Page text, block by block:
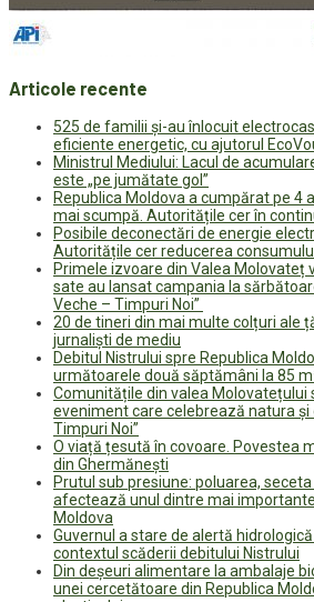
Articole recente
525 de familii și-au înlocuit
eficiente energetic, cu ajutorul
Ministrul Mediului: Lacul de
este „pe jumătate gol”
Republica Moldova a cumpărat pe 4
mai scumpă. Autoritățile cer în
Posibile deconectări de energie
Autoritățile cer reducerea
Primele izvoare din Valea Molovateț
sate au lansat campania la
Veche – Timpuri Noi”
20 de tineri din mai multe colțuri ale
jurnaliști de mediu
Debitul Nistrului spre Republica
următoarele două săptămâni la 85
Comunitățile din valea Molovatețului
eveniment care celebrează natura și
Timpuri Noi”
O viață țesută în covoare. Povestea
din Ghermănești
Prutul sub presiune: poluarea,
afectează unul dintre mai
Moldova
Guvernul a stare de alertă
contextul scăderii debitului Nistrului
Din deșeuri alimentare la ambalaje
unei cercetătoare din Republica